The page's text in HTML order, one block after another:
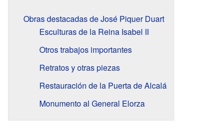
Obras destacadas de José Piquer Duart
Esculturas de la Reina Isabel II
Otros trabajos importantes
Retratos y otras piezas
Restauración de la Puerta de Alcalá
Monumento al General Elorza